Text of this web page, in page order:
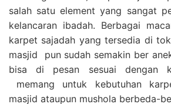
salah satu element yang sangat
kelancaran ibadah. Berbagai
karpet sajadah yang tersedia di
masjid pun sudah semakin ber
bisa di pesan sesuai dengan
memang untuk kebutuhan
masjid ataupun mushola berbeda-